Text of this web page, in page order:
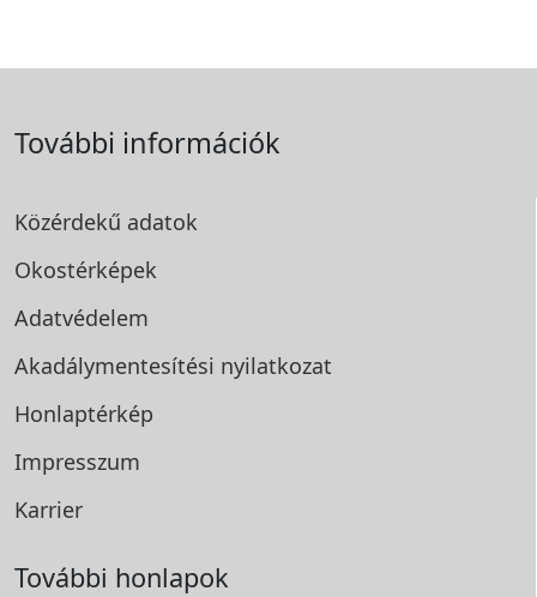
További információk
Közérdekű adatok
Okostérképek
Adatvédelem
Akadálymentesítési nyilatkozat
Honlaptérkép
Impresszum
Karrier
További honlapok